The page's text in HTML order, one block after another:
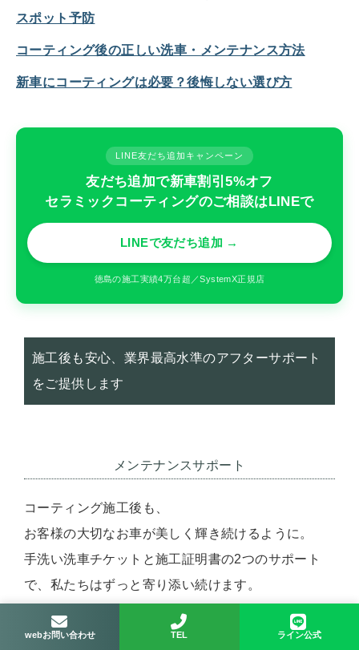
スポット予防
コーティング後の正しい洗車・メンテナンス方法
新車にコーティングは必要？後悔しない選び方
LINE友だち追加キャンペーン
友だち追加で新車割引5%オフ
セラミックコーティングのご相談はLINEで
LINEで友だち追加 →
徳島の施工実績4万台超／SystemX正規店
施工後も安心、業界最高水準のアフターサポート
をご提供します
メンテナンスサポート
コーティング施工後も、
お客様の大切なお車が美しく輝き続けるように。
手洗い洗車チケットと施工証明書の2つのサポート
で、私たちはずっと寄り添い続けます。
webお問い合わせ TEL ライン公式